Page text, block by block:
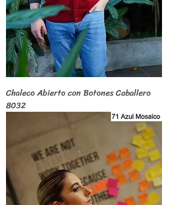
Chaleco Abierto con Botones Caballero
8032